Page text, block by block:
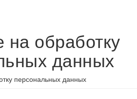
на обработку
данных
персональных данных